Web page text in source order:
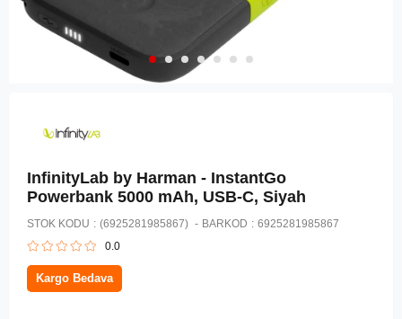
InfinityLab by Harman - InstantGo
Powerbank 5000 mAh, USB-C, Siyah
STOK KODU (6925281985867) BARKOD : 6925281985867
0.0
Kargo Bedava